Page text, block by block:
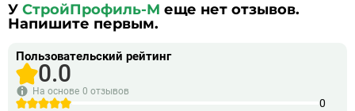
У СтройПрофиль-М еще нет отзывов.
Напишите первым.
Пользовательский рейтинг
0.0
На основе 0 отзывов
0